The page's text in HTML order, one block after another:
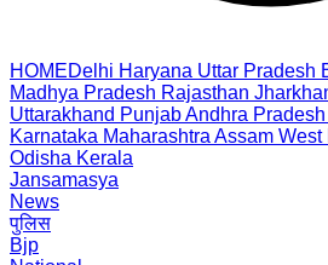
HOMEDelhi Haryana Uttar Pradesh
Madhya Pradesh Rajasthan
Uttarakhand PunjabAndhra Pradesh
Karnataka Maharashtra Assam West
Odisha Kerala
Jansamasya
News
पुलिस
Bjp